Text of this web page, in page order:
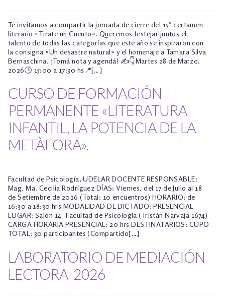
Te invitamos a compartir la jornada de cierre del 15° certamen
literario «Tirate un Cuento». Queremos festejar juntos el
talento de todas las categorías que este año se inspiraron con
la consigna «Un desastre natural» y el homenaje a Tamara Silva
Bernaschina. ¡Tomá nota y agendá! ✍️👇Martes 28 de Marzo,
2026🕒 15:00 a 17:30 hs📍[…]
CURSO DE FORMACIÓN
PERMANENTE «LITERATURA
INFANTIL, LA POTENCIA DE LA
METÀFORA».
Facultad de Psicología, UDELAR DOCENTE RESPONSABLE:
Mag. Ma. Cecilia Rodríguez DÍAS: Viernes, del 17 de Julio al 18
de Setiembre de 2026 (Total: 10 encuentros) HORARIO: de
16:30 a 18:30 hrs MODALIDAD DE DICTADO: PRESENCIAL
LUGAR: Salón 14- Facultad de Psicología (Tristán Narvaja 1674)
CARGA HORARIA PRESENCIAL: 20 hrs DESTINATARIOS: CUPO
TOTAL: 30 participantes (Compartido[…]
LABORATORIO DE MEDIACIÓN
LECTORA 2026